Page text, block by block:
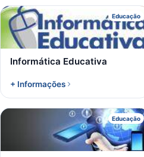
Educação
I
Informática Educativa
+ Informações
Educação
T